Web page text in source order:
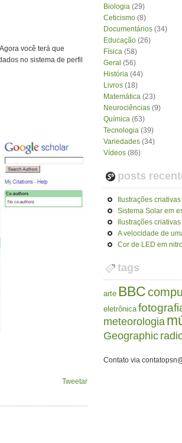
você terá que
no sistema de perfil
Tweetar
Biologia (29)
Ceticismo (8)
Documentários (34)
Educação (26)
Física (58)
Geral (56)
História (44)
Livros (18)
Matemática (23)
Neurociências (9)
Química (63)
Tecnologia (39)
Variedades (34)
Vídeos (86)
posts
Ilustrações
Sistema Solar em
Ilustrações
A velocidade de
Cor de LED em
tags
arte BBC
eletrônica
meteorologia
Geographic
Contato via